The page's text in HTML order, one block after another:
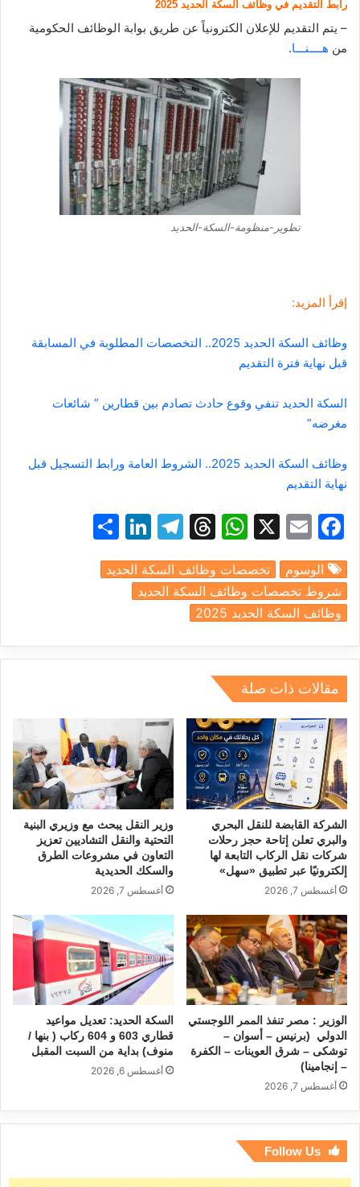
رابط التقديم في وظائف السكة الحديد 2025
– يتم التقديم للإعلان الكترونياً عن طريق بوابة الوظائف الحكومية
من هــــنـــا.
تطوير-منظومة-السكة-الحديد
إقرأ المزيد:
وظائف السكة الحديد 2025.. التخصصات المطلوبة في المسابقة
قبل نهاية فترة التقديم
السكة الحديد تنفي وقوع حادث تصادم بين قطارين ” شائعات
مغرضه”
وظائف السكة الحديد 2025.. الشروط العامة ورابط التسجيل قبل
نهاية التقديم
F
c
e
b
o
o
k
E
ai
l
X
W
at
s
A
p
p
T
e
a
s
T
e
gr
m
Li
k
n
الوسوم
تخصصات وظائف السكة الحديد
شروط تخصصات وظائف السكة الحديد
وظائف السكة الحديد 2025
مقالات ذات صلة
الشركة القابضة للنقل البحري
والبري تعلن إتاحة حجز رحلات
شركات نقل الركاب التابعة لها
إلكترونيًا عبر تطبيق «سهل»
أغسطس 7, 2026
وزير النقل يبحث مع وزيري البنية
التحتية والنقل التشاديين تعزيز
التعاون في مشروعات الطرق
والسكك الحديدية
أغسطس 7, 2026
الوزير : مصر تنفذ الممر اللوجستي
الدولي (برنيس – أسوان –
توشكى – شرق العوينات – الكفرة
– إنجامينا)
أغسطس 7, 2026
السكة الحديد: تعديل مواعيد
قطاري 603 و 604 ركاب ( بنها /
منوف) بداية من السبت المقبل
أغسطس 6, 2026
Follow Us